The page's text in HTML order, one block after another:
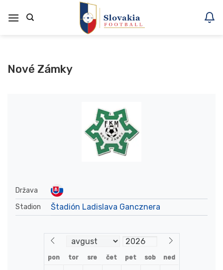
na
Nové Zámky
Država
Stadion
Štadión Ladislava Gancznera
pon tor sre čet pet sob ned